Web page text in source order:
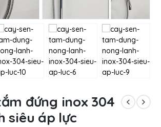
đứng inox 304
siêu áp lực